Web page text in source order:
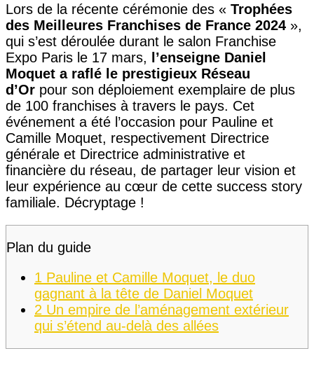
Lors de la récente cérémonie des « Trophées
des Meilleures Franchises de France 2024 »,
qui s’est déroulée durant le salon Franchise
Expo Paris le 17 mars,
l’enseigne Daniel
Moquet a raflé le prestigieux Réseau
d’Or pour son déploiement exemplaire de plus
de 100 franchises à travers le pays. Cet
événement a été l’occasion pour Pauline et
Camille Moquet, respectivement Directrice
générale et Directrice administrative et
financière du réseau, de partager leur vision et
leur expérience au cœur de cette success story
familiale. Décryptage !
Plan du guide
1 Pauline et Camille Moquet, le duo
gagnant à la tête de Daniel Moquet
2 Un empire de l’aménagement extérieur
qui s’étend au-delà des allées